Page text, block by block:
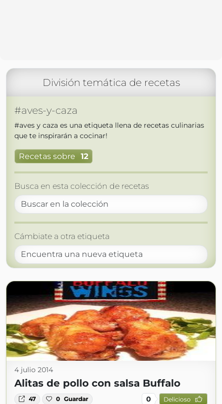
División temática de recetas
#aves-y-caza
#aves y caza es una etiqueta llena de recetas culinarias
que te inspirarán a cocinar!
Recetas sobre 12
Busca en esta colección de recetas
Cámbiate a otra etiqueta
4 julio 2014
Alitas de pollo con salsa Buffalo
47 0 Guardar 0 Delicioso